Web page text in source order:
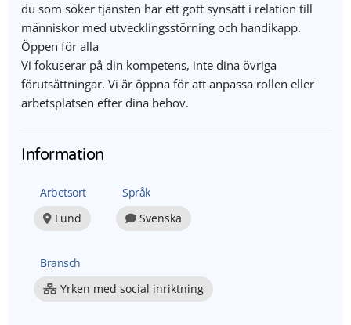
du som söker tjänsten har ett gott synsätt i relation till
människor med utvecklingsstörning och handikapp.
Öppen för alla
Vi fokuserar på din kompetens, inte dina övriga
förutsättningar. Vi är öppna för att anpassa rollen eller
arbetsplatsen efter dina behov.
Information
Arbetsort
Lund
Språk
Svenska
Bransch
Yrken med social inriktning